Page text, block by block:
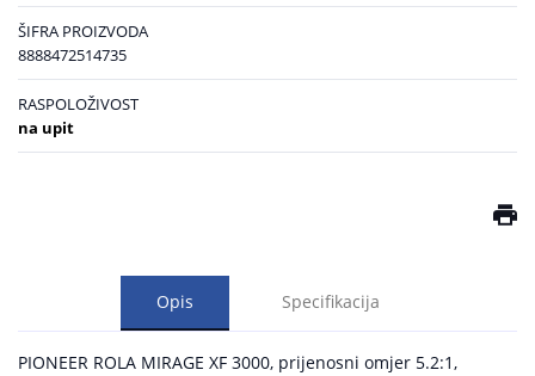
ŠIFRA PROIZVODA
8888472514735
RASPOLOŽIVOST
na upit
Opis Specifikacija
PIONEER ROLA MIRAGE XF 3000, prijenosni omjer 5.2:1,